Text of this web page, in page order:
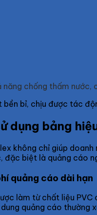
năng chống thấm nước,
bỉ, chịu được tác
dụng bảng
không chỉ giúp
đặc biệt là quảng cáo
quảng cáo dài hạn
làm từ chất liệu
quảng cáo thường